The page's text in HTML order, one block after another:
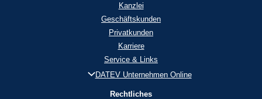
Kanzlei
Geschäftskunden
Privatkunden
Karriere
Service & Links
DATEV Unternehmen Online
Rechtliches